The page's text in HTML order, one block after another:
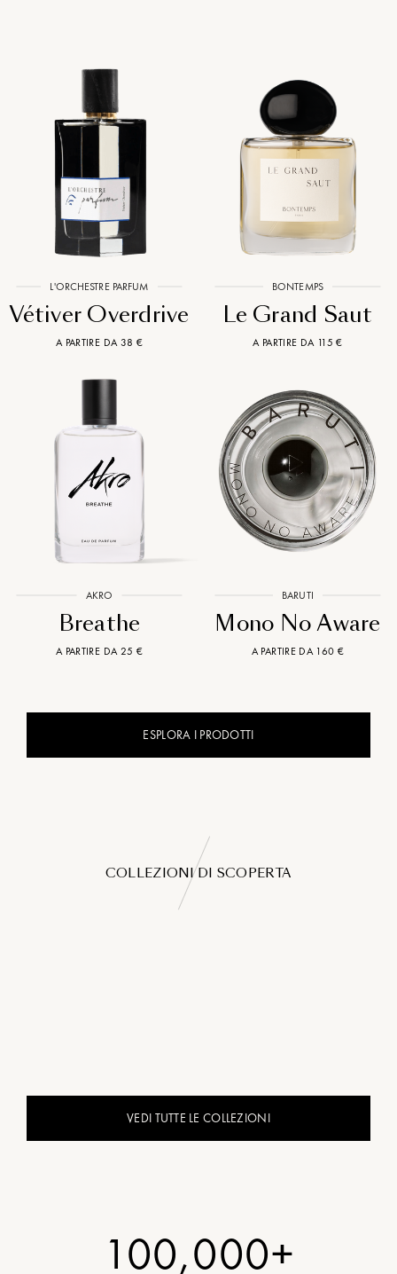
L'ORCHESTRE PARFUM
Vétiver Overdrive
A PARTIRE DA 38 €
BONTEMPS
Le Grand Saut
A PARTIRE DA 115 €
AKRO
Breathe
A PARTIRE DA 25 €
BARUTI
Mono No Aware
A PARTIRE DA 160 €
ESPLORA I PRODOTTI
COLLEZIONI DI SCOPERTA
VEDI TUTTE LE COLLEZIONI
100,000+